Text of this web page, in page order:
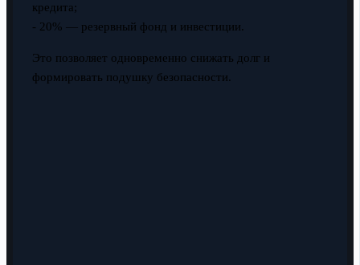
кредита;
- 20% — резервный фонд и инвестиции.
Это позволяет одновременно снижать долг и
формировать подушку безопасности.